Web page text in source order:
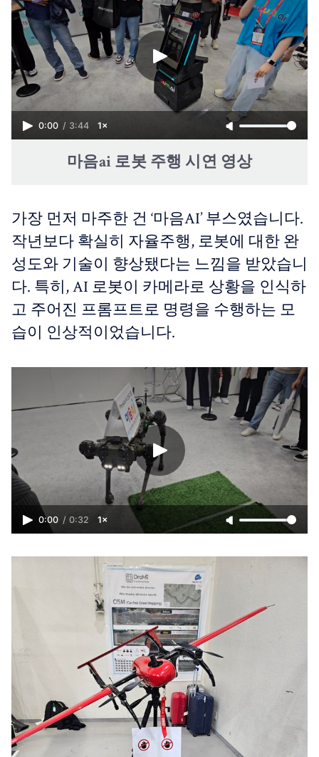
0:00 / 3:44 1×
마음ai 로봇 주행 시연 영상
가장 먼저 마주한 건 ‘마음AI’ 부스였습니다.
작년보다 확실히 자율주행, 로봇에 대한 완
성도와 기술이 향상됐다는 느낌을 받았습니
다. 특히, AI 로봇이 카메라로 상황을 인식하
고 주어진 프롬프트로 명령을 수행하는 모
습이 인상적이었습니다.
0:00 / 0:32 1×